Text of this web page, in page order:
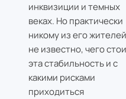
инквизиции и темных
веках. Но практически
никому из его жителей
не известно, чего
эта стабильность и с
какими рисками
приходиться